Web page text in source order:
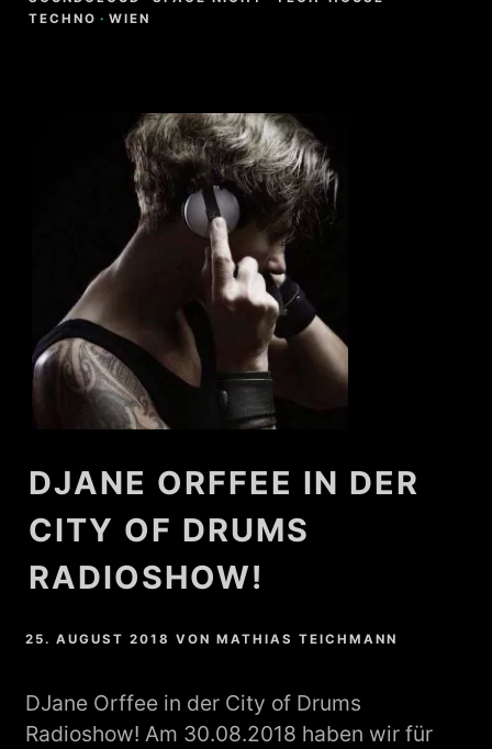
TECHNO · WIEN
DJANE ORFFEE IN DER
CITY OF DRUMS
RADIOSHOW!
25. AUGUST 2018 VONMATHIAS TEICHMANN
DJane Orffee in der City of Drums
Radioshow! Am 30.08.2018 haben wir für